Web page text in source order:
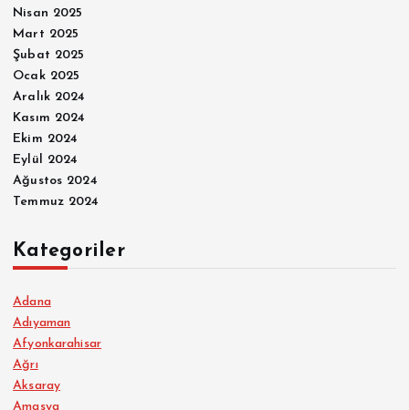
Nisan 2025
Mart 2025
Şubat 2025
Ocak 2025
Aralık 2024
Kasım 2024
Ekim 2024
Eylül 2024
Ağustos 2024
Temmuz 2024
Kategoriler
Adana
Adıyaman
Afyonkarahisar
Ağrı
Aksaray
Amasya